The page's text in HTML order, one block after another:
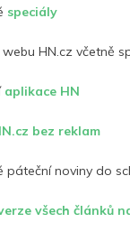
speciály
webu HN.cz včetně
aplikace HN
bez reklam
páteční noviny do
všech článků